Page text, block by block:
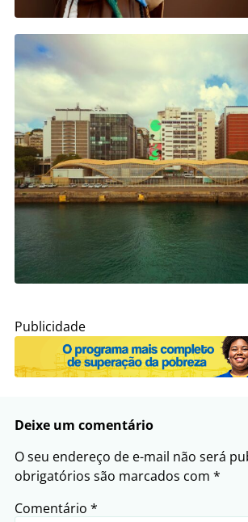
Publicidade
Deixe um comentário
O seu endereço de e-mail não será
obrigatórios são marcados com *
Comentário *